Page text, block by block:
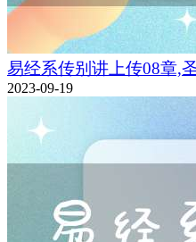
易经系传别讲上传08章,
2023-09-19